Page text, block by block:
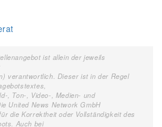
ist allein der jeweils
verantwortlich. Dieser ist in der Regel
, Ton-, Video-, Medien- und
United News Network GmbH
die Korrektheit oder Vollständigkeit des
Auch bei